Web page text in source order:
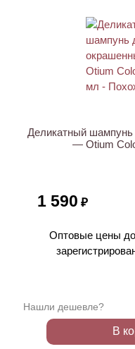
Деликатный
— Otium
1 590 ₽
Оптовые цены
Нашли дешевле?
В